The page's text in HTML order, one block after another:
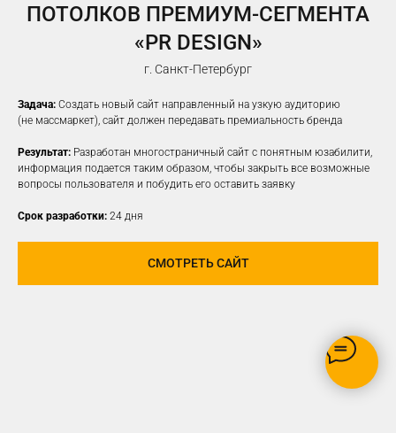
ПОТОЛКОВ ПРЕМИУМ-СЕГМЕНТА
«PR DESIGN»
г. Санкт-Петербург
Задача: Создать новый сайт направленный на узкую аудиторию
(не массмаркет), сайт должен передавать премиальность бренда
Результат: Разработан многостраничный сайт с понятным юзабилити,
информация подается таким образом, чтобы закрыть все возможные
вопросы пользователя и побудить его оставить заявку
Срок разработки: 24 дня
СМОТРЕТЬ САЙТ
НАСТРОИМ
ТАРГЕТИРОВАННУЮ
РЕКЛАМУ НА ВАШУ ЦА